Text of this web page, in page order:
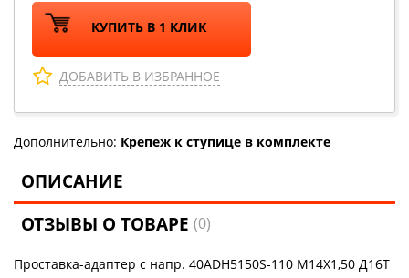
КУПИТЬ В 1 КЛИК
ДОБАВИТЬ В ИЗБРАННОЕ
Дополнительно: Крепеж к ступице в комплекте
ОПИСАНИЕ
ОТЗЫВЫ О ТОВАРЕ(0)
Проставка-адаптер с напр. 40ADH5150S-110 М14Х1,50 Д16Т